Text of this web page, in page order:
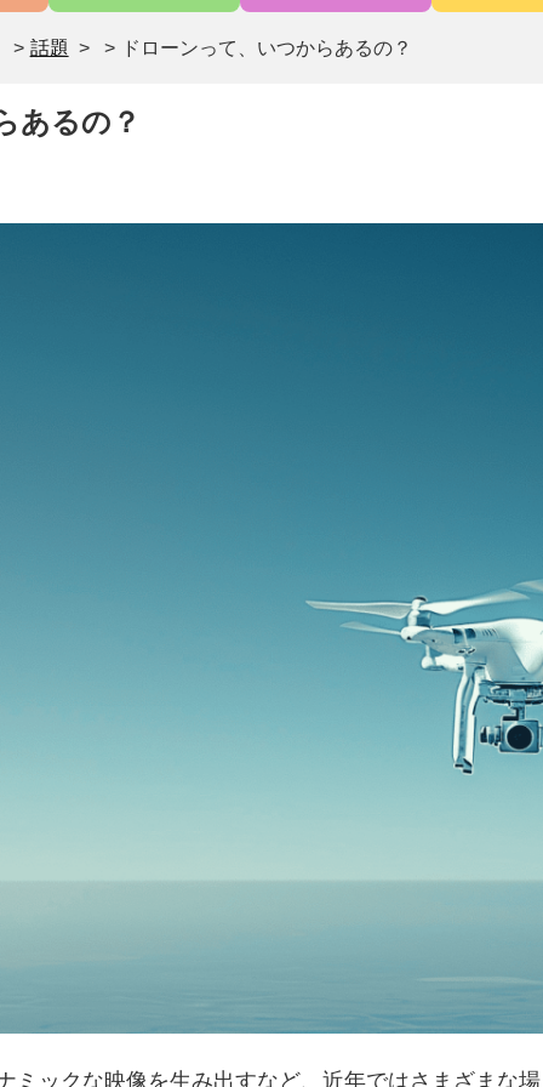
話題 > ドローンって、いつからあるの？
あるの？
ミックな映像を生み出すなど、近年ではさまざまな